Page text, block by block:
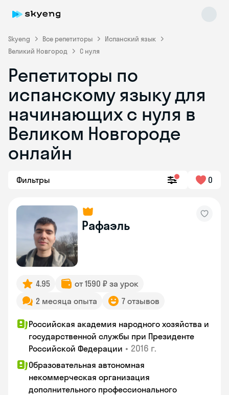
Skyeng Все репетиторы
Испанский язык
Великий Новгород
С нуля
Репетиторы по
испанскому языку для
начинающих с нуля в
Великом Новгороде
онлайн
Фильтры 0
Рафаэль
4.95
от 1590 ₽ за урок
2 месяца опыта
7 отзывов
Российская академия народного хозяйства и
государственной службы при Президенте
Российской Федерации • 2016 г.
Образовательная автономная
некоммерческая организация
дополнительного профессионального
Skyeng Chat